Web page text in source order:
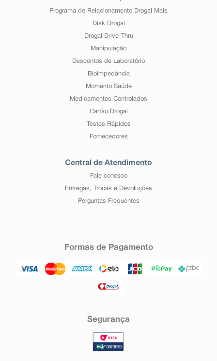
Programa de Relacionamento Drogal Mais
Disk Drogal
Drogal Drive-Thru
Manipulação
Descontos de Laboratório
Bioimpedância
Momento Saúde
Medicamentos Controlados
Cartão Drogal
Testes Rápidos
Fornecedores
Central de Atendimento
Fale conosco
Entregas, Trocas e Devoluções
Perguntas Frequentes
Formas de Pagamento
Segurança